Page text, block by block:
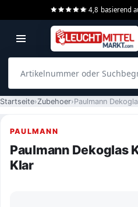
4,8 basierend
Startseite Zubehoer Paulmann
PAULMANN
Paulmann Dekoglas
Klar